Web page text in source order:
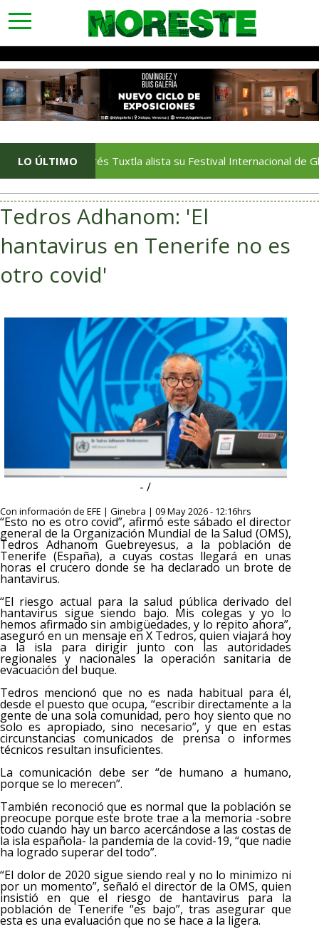
toggle
navigation
LO ÚLTIMO
San Andrés Tuxtla alista su Festival Internacional de Globos de
Tedros Adhanom: 'El
hantavirus en Tenerife no es
otro covid'
- /
Con información de EFE | Ginebra | 09 May 2026 - 12:16hrs
“Esto no es otro covid”, afirmó este sábado el director
general de la Organización Mundial de la Salud (OMS),
Tedros Adhanom Guebreyesus, a la población de
Tenerife (España), a cuyas costas llegará en unas
horas el crucero donde se ha declarado un brote de
hantavirus.
“El riesgo actual para la salud pública derivado del
hantavirus sigue siendo bajo. Mis colegas y yo lo
hemos afirmado sin ambigüedades, y lo repito ahora”,
aseguró en un mensaje en X Tedros, quien viajará hoy
a la isla para dirigir junto con las autoridades
regionales y nacionales la operación sanitaria de
evacuación del buque.
Tedros mencionó que no es nada habitual para él,
desde el puesto que ocupa, “escribir directamente a la
gente de una sola comunidad, pero hoy siento que no
solo es apropiado, sino necesario”, y que en estas
circunstancias comunicados de prensa o informes
técnicos resultan insuficientes.
La comunicación debe ser “de humano a humano,
porque se lo merecen”.
También reconoció que es normal que la población se
preocupe porque este brote trae a la memoria -sobre
todo cuando hay un barco acercándose a las costas de
la isla española- la pandemia de la covid-19, “que nadie
ha logrado superar del todo”.
“El dolor de 2020 sigue siendo real y no lo minimizo ni
por un momento”, señaló el director de la OMS, quien
insistió en que el riesgo de hantavirus para la
población de Tenerife “es bajo”, tras asegurar que
esta es una evaluación que no se hace a la ligera.